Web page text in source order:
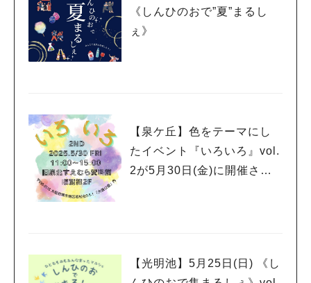
《しんひのおで”夏”まるし
ぇ》
【泉ケ丘】色をテーマにし
たイベント『いろいろ』vol.
2が5月30日(金)に開催され
【光明池】5月25日(日) 《し